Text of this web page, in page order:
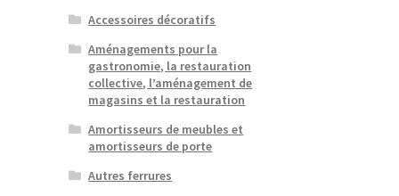
Accessoires décoratifs
Aménagements pour la
gastronomie, la restauration
collective, l’aménagement de
magasins et la restauration
Amortisseurs de meubles et
amortisseurs de porte
Autres ferrures